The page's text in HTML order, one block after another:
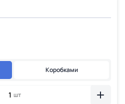
Коробками
шт